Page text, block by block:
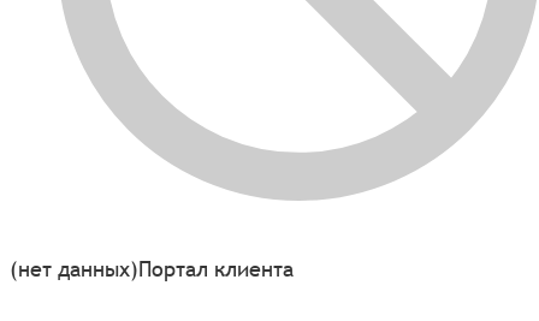
(нет данных)Портал клиента